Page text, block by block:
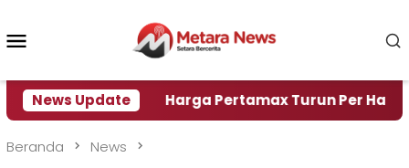
konten
News Update
Air Harga Pertamax Turun Per Hari Ini, Segini
Beranda News